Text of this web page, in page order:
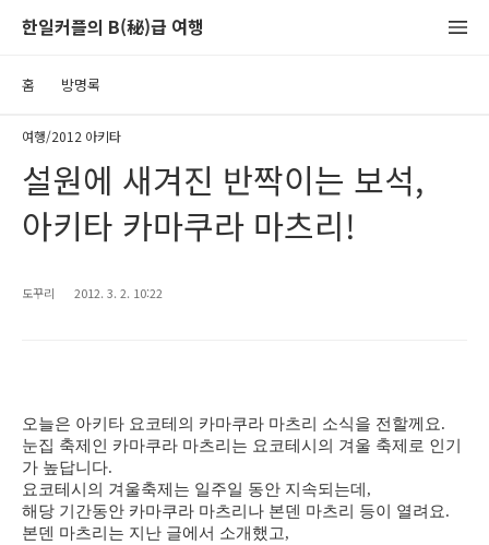
한일커플의 B(秘)급 여행
홈 방명록
여행/2012 아키타
설원에 새겨진 반짝이는 보석,
아키타 카마쿠라 마츠리!
도꾸리 2012. 3. 2. 10:22
오늘은 아키타 요코테의 카마쿠라 마츠리 소식을 전할께요.
눈집 축제인 카마쿠라 마츠리는 요코테시의 겨울 축제로 인기
가 높답니다.
요코테시의 겨울축제는 일주일 동안 지속되는데,
해당 기간동안 카마쿠라 마츠리나 본덴 마츠리 등이 열려요.
본덴 마츠리는 지난 글에서 소개했고,